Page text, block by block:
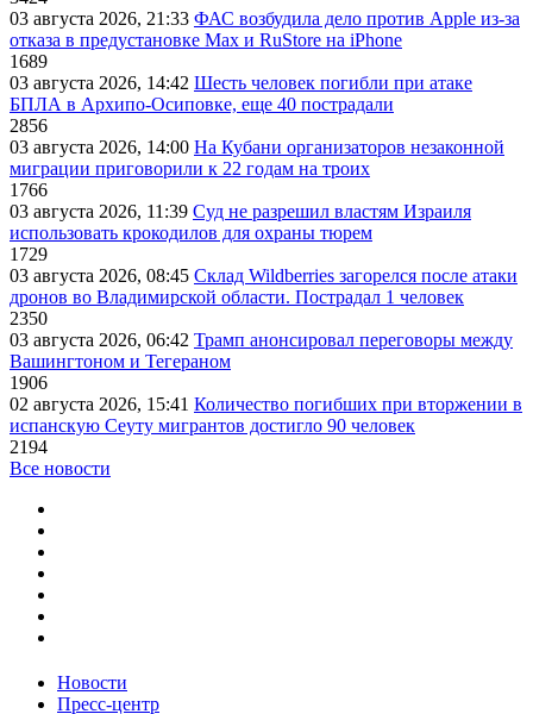
03 августа 2026, 21:33 ФАС возбудила дело против Apple из-за
отказа в предустановке Max и RuStore на iPhone
1689
03 августа 2026, 14:42 Шесть человек погибли при атаке
БПЛА в Архипо-Осиповке, еще 40 пострадали
2856
03 августа 2026, 14:00 На Кубани организаторов незаконной
миграции приговорили к 22 годам на троих
1766
03 августа 2026, 11:39 Суд не разрешил властям Израиля
использовать крокодилов для охраны тюрем
1729
03 августа 2026, 08:45 Склад Wildberries загорелся после атаки
дронов во Владимирской области. Пострадал 1 человек
2350
03 августа 2026, 06:42 Трамп анонсировал переговоры между
Вашингтоном и Тегераном
1906
02 августа 2026, 15:41 Количество погибших при вторжении в
испанскую Сеуту мигрантов достигло 90 человек
2194
Все новости
Новости
Пресс-центр